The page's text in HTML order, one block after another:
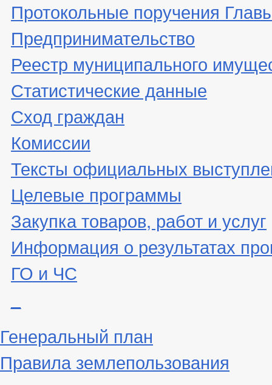
Протокольные поручения
Предпринимательство
Реестр муниципального
Статистические данные
Сход граждан
Комиссии
Тексты официальных
Целевые программы
Закупка товаров, работ и услуг
Информация о результатах
ГО и ЧС
Генеральный план
Правила землепользования